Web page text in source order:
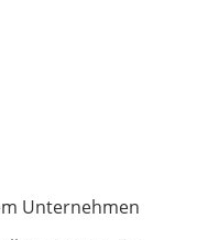
Unternehmen